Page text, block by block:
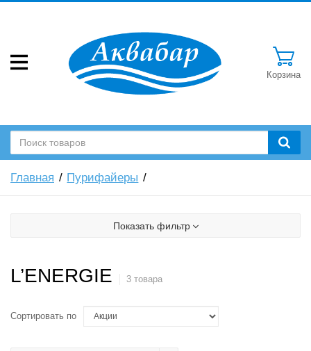
Корзина
Главная Пурифайеры
Показать фильтр
L’ENERGIE 3 товара
Сортировать по